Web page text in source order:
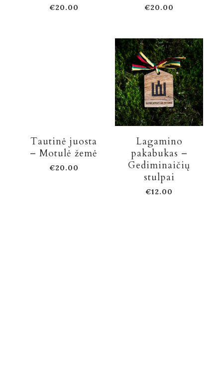
€20.00 €20.00
Tautinė juosta
– Motulė žemė
€20.00
Lagamino
pakabukas –
Gediminaičių
stulpai
€12.00